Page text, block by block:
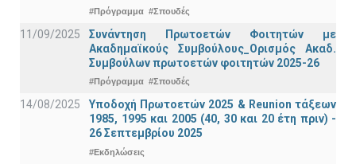
#Πρόγραμμα #Σπουδές
11/09/2025
Συνάντηση Πρωτοετών Φοιτητών με
Ακαδημαϊκούς Συμβούλους_Ορισμός Ακαδ.
Συμβούλων πρωτοετών φοιτητών 2025-26
#Πρόγραμμα #Σπουδές
14/08/2025
Υποδοχή Πρωτοετών 2025 & Reunion τάξεων
1985, 1995 και 2005 (40, 30 και 20 έτη πριν) -
26 Σεπτεμβρίου 2025
#Εκδηλώσεις